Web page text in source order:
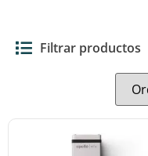
Filtrar productos